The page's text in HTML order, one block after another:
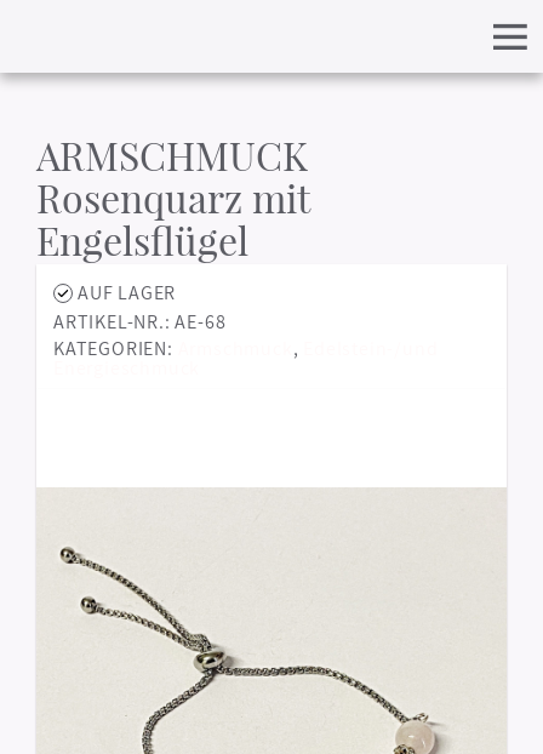
ARMSCHMUCK
Rosenquarz mit
Engelsflügel
AUF LAGER
ARTIKEL-NR.: AE-68
KATEGORIEN:
,